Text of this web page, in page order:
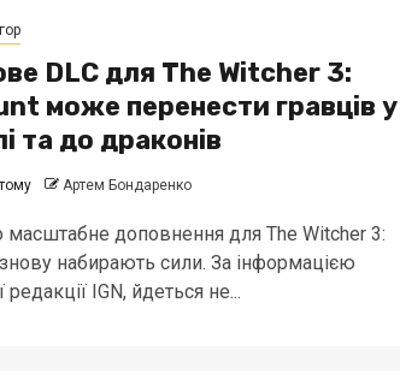
DLC для The Witcher 3:
може перенести гравців у
та до драконів
Артем Бондаренко
масштабне доповнення для The Witcher 3:
набирають сили. За інформацією
редакції IGN, йдеться не...